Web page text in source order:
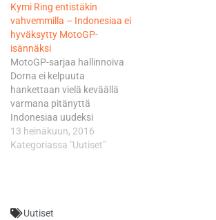
promoamassa hanketta
jokunen viikko sitten todeten
odottavansa mielenkiinnolla
pääsyä kiertämään 4495
metrin mittaista rataa
pyörän puikoissa. Lorenzon
toive ei siis ole kuitenkaan
toteutumassa tositoimissa
ainakaan MotoGP-pyörällä. -
Päätavoitteemme on
järjestää Superbike-luokan…
Kymi Ring entistäkin
vahvemmilla – Indonesiaa ei
hyväksytty MotoGP-
isännäksi
MotoGP-sarjaa hallinnoiva
Dorna ei kelpuuta
hankettaan vielä keväällä
varmana pitänyttä
Indonesiaa uudeksi
kisaisännäksi, koska Sentul-
rata ei täytä sen
heinäkuussa ikävä viesti
13 heinäkuun, 2016
Kategoriassa "Uutiset"
Uutiset